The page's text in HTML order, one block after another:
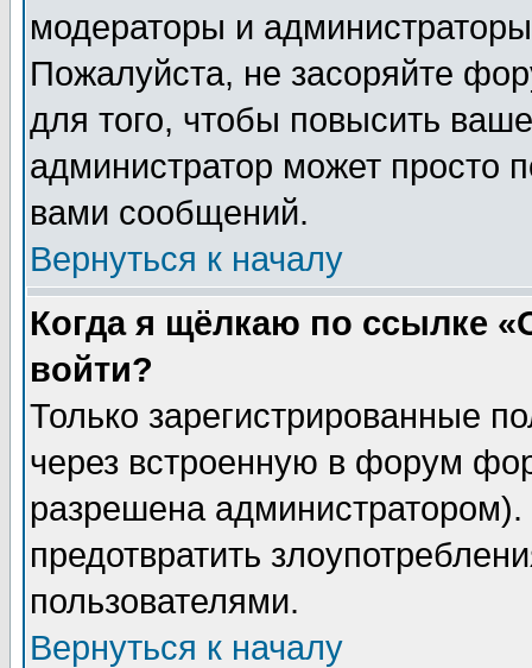
модераторы и
Пожалуйста, не засоряйте
для того, чтобы повысить
администратор может просто
вами сообщений.
Вернуться к началу
Когда я щёлкаю по ссылке
войти?
Только зарегистрированные
через встроенную в форум
разрешена
предотвратить
пользователями.
Вернуться к началу